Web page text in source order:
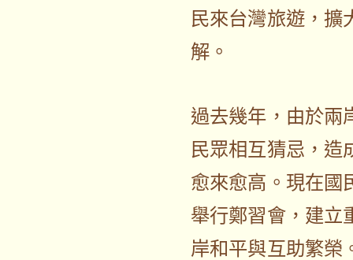
民來台灣旅遊，擴
解。
過去幾年，由於兩
民眾相互猜忌，造
愈來愈高。現在國
舉行鄭習會，建立
岸和平與互助繁榮